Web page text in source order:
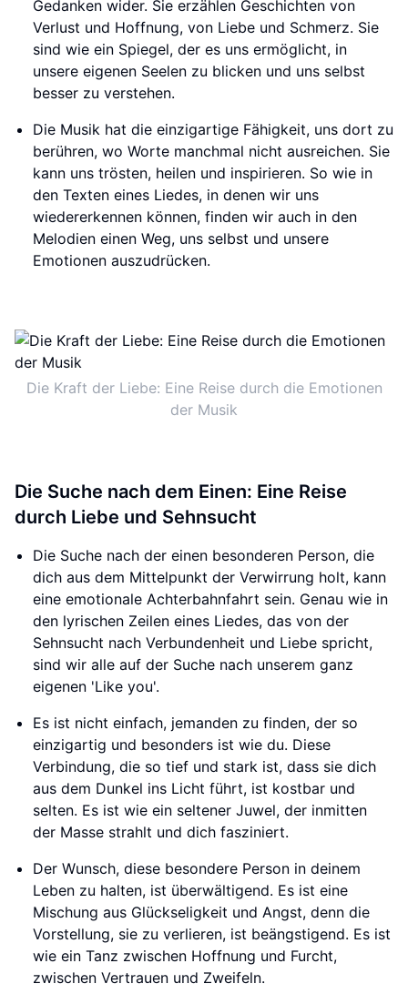
Gedanken wider. Sie erzählen Geschichten von
Verlust und Hoffnung, von Liebe und Schmerz. Sie
sind wie ein Spiegel, der es uns ermöglicht, in
unsere eigenen Seelen zu blicken und uns selbst
besser zu verstehen.
Die Musik hat die einzigartige Fähigkeit, uns dort zu
berühren, wo Worte manchmal nicht ausreichen. Sie
kann uns trösten, heilen und inspirieren. So wie in
den Texten eines Liedes, in denen wir uns
wiedererkennen können, finden wir auch in den
Melodien einen Weg, uns selbst und unsere
Emotionen auszudrücken.
Die Kraft der Liebe: Eine Reise durch die Emotionen
der Musik
Die Suche nach dem Einen: Eine Reise
durch Liebe und Sehnsucht
Die Suche nach der einen besonderen Person, die
dich aus dem Mittelpunkt der Verwirrung holt, kann
eine emotionale Achterbahnfahrt sein. Genau wie in
den lyrischen Zeilen eines Liedes, das von der
Sehnsucht nach Verbundenheit und Liebe spricht,
sind wir alle auf der Suche nach unserem ganz
eigenen 'Like you'.
Es ist nicht einfach, jemanden zu finden, der so
einzigartig und besonders ist wie du. Diese
Verbindung, die so tief und stark ist, dass sie dich
aus dem Dunkel ins Licht führt, ist kostbar und
selten. Es ist wie ein seltener Juwel, der inmitten
der Masse strahlt und dich fasziniert.
Der Wunsch, diese besondere Person in deinem
Leben zu halten, ist überwältigend. Es ist eine
Mischung aus Glückseligkeit und Angst, denn die
Vorstellung, sie zu verlieren, ist beängstigend. Es ist
wie ein Tanz zwischen Hoffnung und Furcht,
zwischen Vertrauen und Zweifeln.